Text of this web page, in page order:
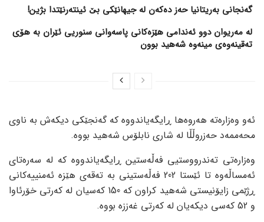
گەنجانی بەریتانیا حەز دەکەن لە جیهانێکی بێ ئینتەرنێتدا بژین!
لە مەریوان دوو ئەندامی هێزەکانی پاسەوانی سنوریی ئێران بە هۆی
تەقینەوەی مینەوە شەهید بوون
ئەو وەزارەتە هەروەها ڕایگەیاندووە کە گەنجێکی دیکەش بە ناوی
محەممەد حەزروڵڵا لە شاری نابلۆس شەهید بووە.
وەزارەتی تەندرووستیی فەڵەستین ڕایگەیاندووە کە لە سەرەتای
ئەمساڵەوە تا ئێستا 202 فەڵەستینی بە تەقەی هێزە ئەمنییەکانی
ڕژێمی زایۆنیستی شەهید کراون کە 150 کەسیان لە کەرتی خۆرئاوا
و 52 کەسی دیکەیان لە کەرتی غەززە بووە.